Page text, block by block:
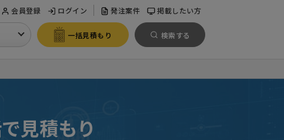
会員登録 ログイン 発注案件 掲載したい方
一括見積もり 検索する
見積もり